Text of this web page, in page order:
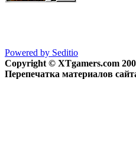
Powered by Seditio
Copyright © XTgamers.com
Перепечатка материалов